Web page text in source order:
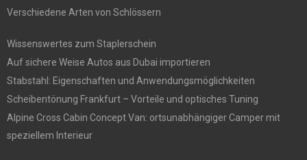
Verschiedene Arten von Schlössern
Wissenswertes zum Staplerschein
Auf sichere Weise Autos aus Dubai importieren
Stabstahl: Eigenschaften und Anwendungsmöglichkeiten
Scheibentönung Frankfurt – Vorteile und optisches Tuning
Alpine Cross Cabin Concept Van: ortsunabhängiger Camper mit
speziellem Interieur